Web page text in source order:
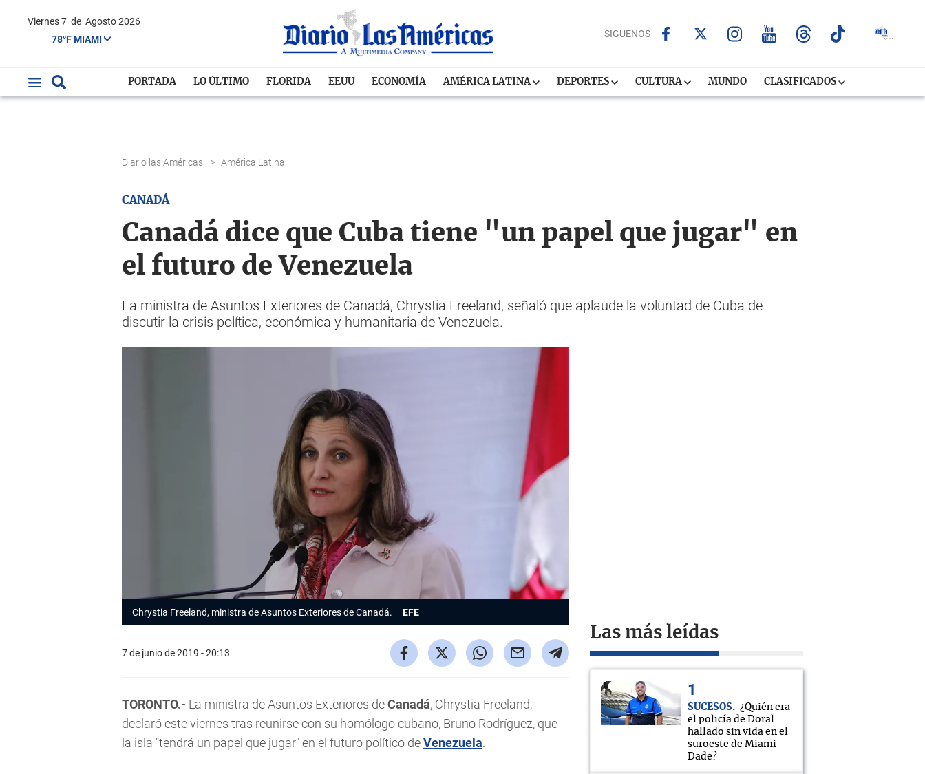
Viernes 7 de Agosto 2026
78°F MIAMI
SIGUENOS
PORTADA LO ÚLTIMO FLORIDA EEUU ECONOMÍA AMÉRICA LATINA DEPORTES CULTURA MUNDO CLASIFICADOS
Diario las Américas > América Latina
CANADÁ
Canadá dice que Cuba tiene "un papel que jugar" en
el futuro de Venezuela
La ministra de Asuntos Exteriores de Canadá, Chrystia Freeland, señaló que aplaude la voluntad de Cuba de
discutir la crisis política, económica y humanitaria de Venezuela.
Chrystia Freeland, ministra de Asuntos Exteriores de Canadá. EFE
7 de junio de 2019 - 20:13
TORONTO.- La ministra de Asuntos Exteriores deCanadá, Chrystia Freeland,
declaró este viernes tras reunirse con su homólogo cubano, Bruno Rodríguez, que
la isla "tendrá un papel que jugar" en el futuro político deVenezuela.
Las más leídas
SUCESOS
¿Quién era
el policía de Doral
hallado sin vida en el
suroeste de Miami-
Dade?